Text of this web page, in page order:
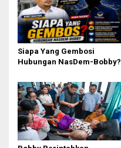
Siapa Yang Gembosi
Hubungan NasDem-Bobby?